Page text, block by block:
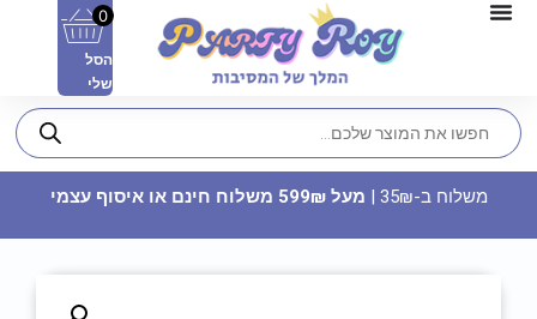
0
הסל
שלי
משלוח ב-35₪ | מעל 599₪ משלוח חינם או איסוף עצמי